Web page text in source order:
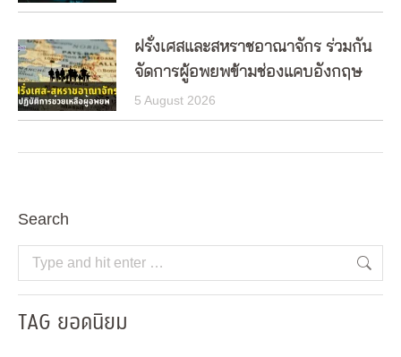
ฝรั่งเศสและสหราชอาณาจักร ร่วมกัน
จัดการผู้อพยพข้ามช่องแคบอังกฤษ
5 August 2026
Search
Search:
TAG ยอดนิยม